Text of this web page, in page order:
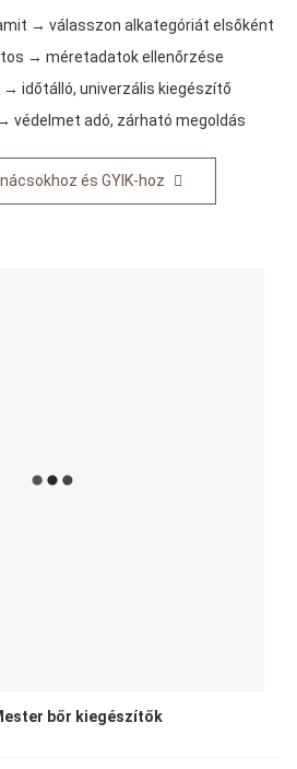
→ válasszon alkategóriát elsőként
→ méretadatok ellenőrzése
→ időtálló, univerzális kiegészítő
védelmet adó, zárható megoldás
és GYIK-hoz
bőr kiegészítők